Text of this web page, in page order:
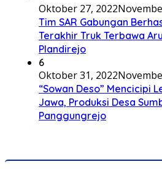
Oktober 27, 2022
Tim SAR Gabungan
Terakhir Truk Terbawa
Plandirejo
6
Oktober 31, 2022
“Sowan Deso” Mencicipi
Jawa, Produksi Desa
Panggungrejo